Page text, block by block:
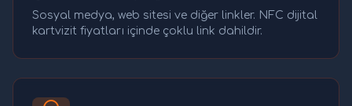
Sosyal medya, web sitesi ve diğer linkler. NFC dijital
kartvizit fiyatları içinde çoklu link dahildir.